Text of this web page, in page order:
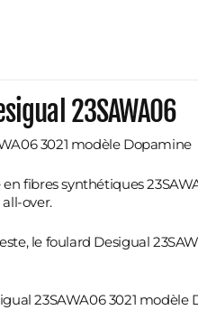
23SAWA06
3021 modèle Dopamine
fibres synthétiques
over.
le foulard Desigual
23SAWA06 3021 modèle